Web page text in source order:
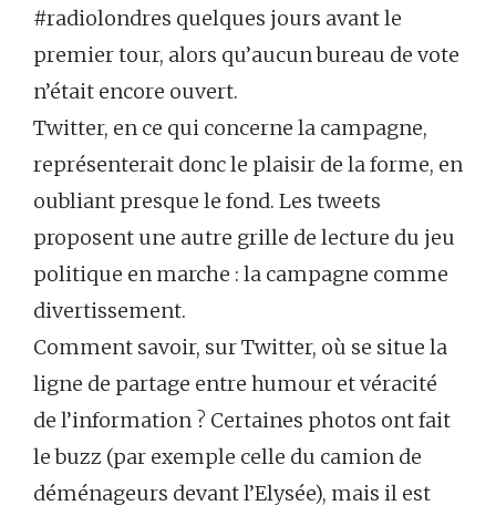
#radiolondres quelques jours avant le
premier tour, alors qu’aucun bureau de vote
n’était encore ouvert.
Twitter, en ce qui concerne la campagne,
représenterait donc le plaisir de la forme, en
oubliant presque le fond. Les tweets
proposent une autre grille de lecture du jeu
politique en marche : la campagne comme
divertissement.
Comment savoir, sur Twitter, où se situe la
ligne de partage entre humour et véracité
de l’information ? Certaines photos ont fait
le buzz (par exemple celle du camion de
déménageurs devant l’Elysée), mais il est